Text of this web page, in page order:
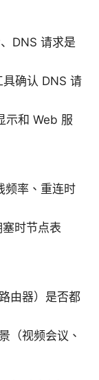
DNS 请求是
确认 DNS 请
示和 Web 服
频率、重连时
时节点表
由器）是否都
（视频会议、